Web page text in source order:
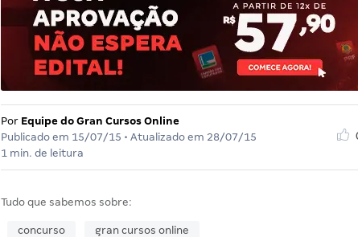
Por Equipe do Gran Cursos Online
Publicado em 15/07/15 • Atualizado em 28/07/15
1 min. de leitura
Tudo que sabemos sobre:
concurso gran cursos online